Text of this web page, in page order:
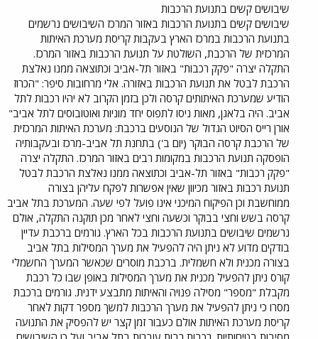
שיבושים קשים בתנועת הרכבות
שיבושים קשים בתנועת הרכבות באזור המרכז השיבושים נרשמים
בתנועת הרכבות במרכז הארץ בעקבות קריסת מערכת האיתות
המרכזית של הרכבת, השולטת על תנועת הרכבות באזור המרכז.
התקלה יצרה "פקק רכבות" באזור תל-אביב וכתוצאה ממנו נאלצת
הרכבת לבטל את תנועת הרכבות באזורה. אלי מרחובות סיפר: "הכרוז
הודיע שמערכת האיתותים קרסה ולכן בזמן הקרוב לא יהיו רכבות לתל
אביב. היה בלאגן, מאות ניסו לתפוס יחד מוניות ואוטובוסים לתל אביב"
אורן רייס הסיוט הגדול של הנוסעים ברכבת: מערכת האיתות המרכזית
של הרכבת קרסה הבוקר (יום ב') בתחנת תל אביב-מרכז ובעקבותיה
הופסקה תנועת הרכבות במקומות רבים באזור המרכז. התקלה יצרה
"פקק רכבות" באזור תל-אביב וכתוצאה ממנו נאלצת הרכבת לבטל
תנועת רכבות באזור מכיוון שאין אפשרות לפקח עליהן בצורה
ממוחשבת וכן הפיקוח המיכני אינו פועל לפי שעה. המערכת בתל אביב
קרסה בשש וחצי בבוקר וכשעה וחצי לאחר מכן תוקנה התקלה, אולם
נרשמים שיבושים בתנועת הרכבות בכל הארץ. גורמים ברכבת עדיין
בודקים מדוע לא ניתן היה להפעיל את מערך המסילות בתל אביב
בצורה מכנית ולא חשמלית. ברכבת מוסרים שכאשר המערך החשמלי
קורס ניתן להפעיל מכנית את מערך המסילות באופן שבו כל רכבת
מקבלת "מספר" מסילה פנויה והאיתות מתבצע ידנית. גורמים ברכבת
מסרו כי ניתן להפעיל את מערך הרכבות למשך מספר דקות לאחר
קריסת מערכת האיתות אולם כעבור זמן קצר יש להפסיק את התנועה